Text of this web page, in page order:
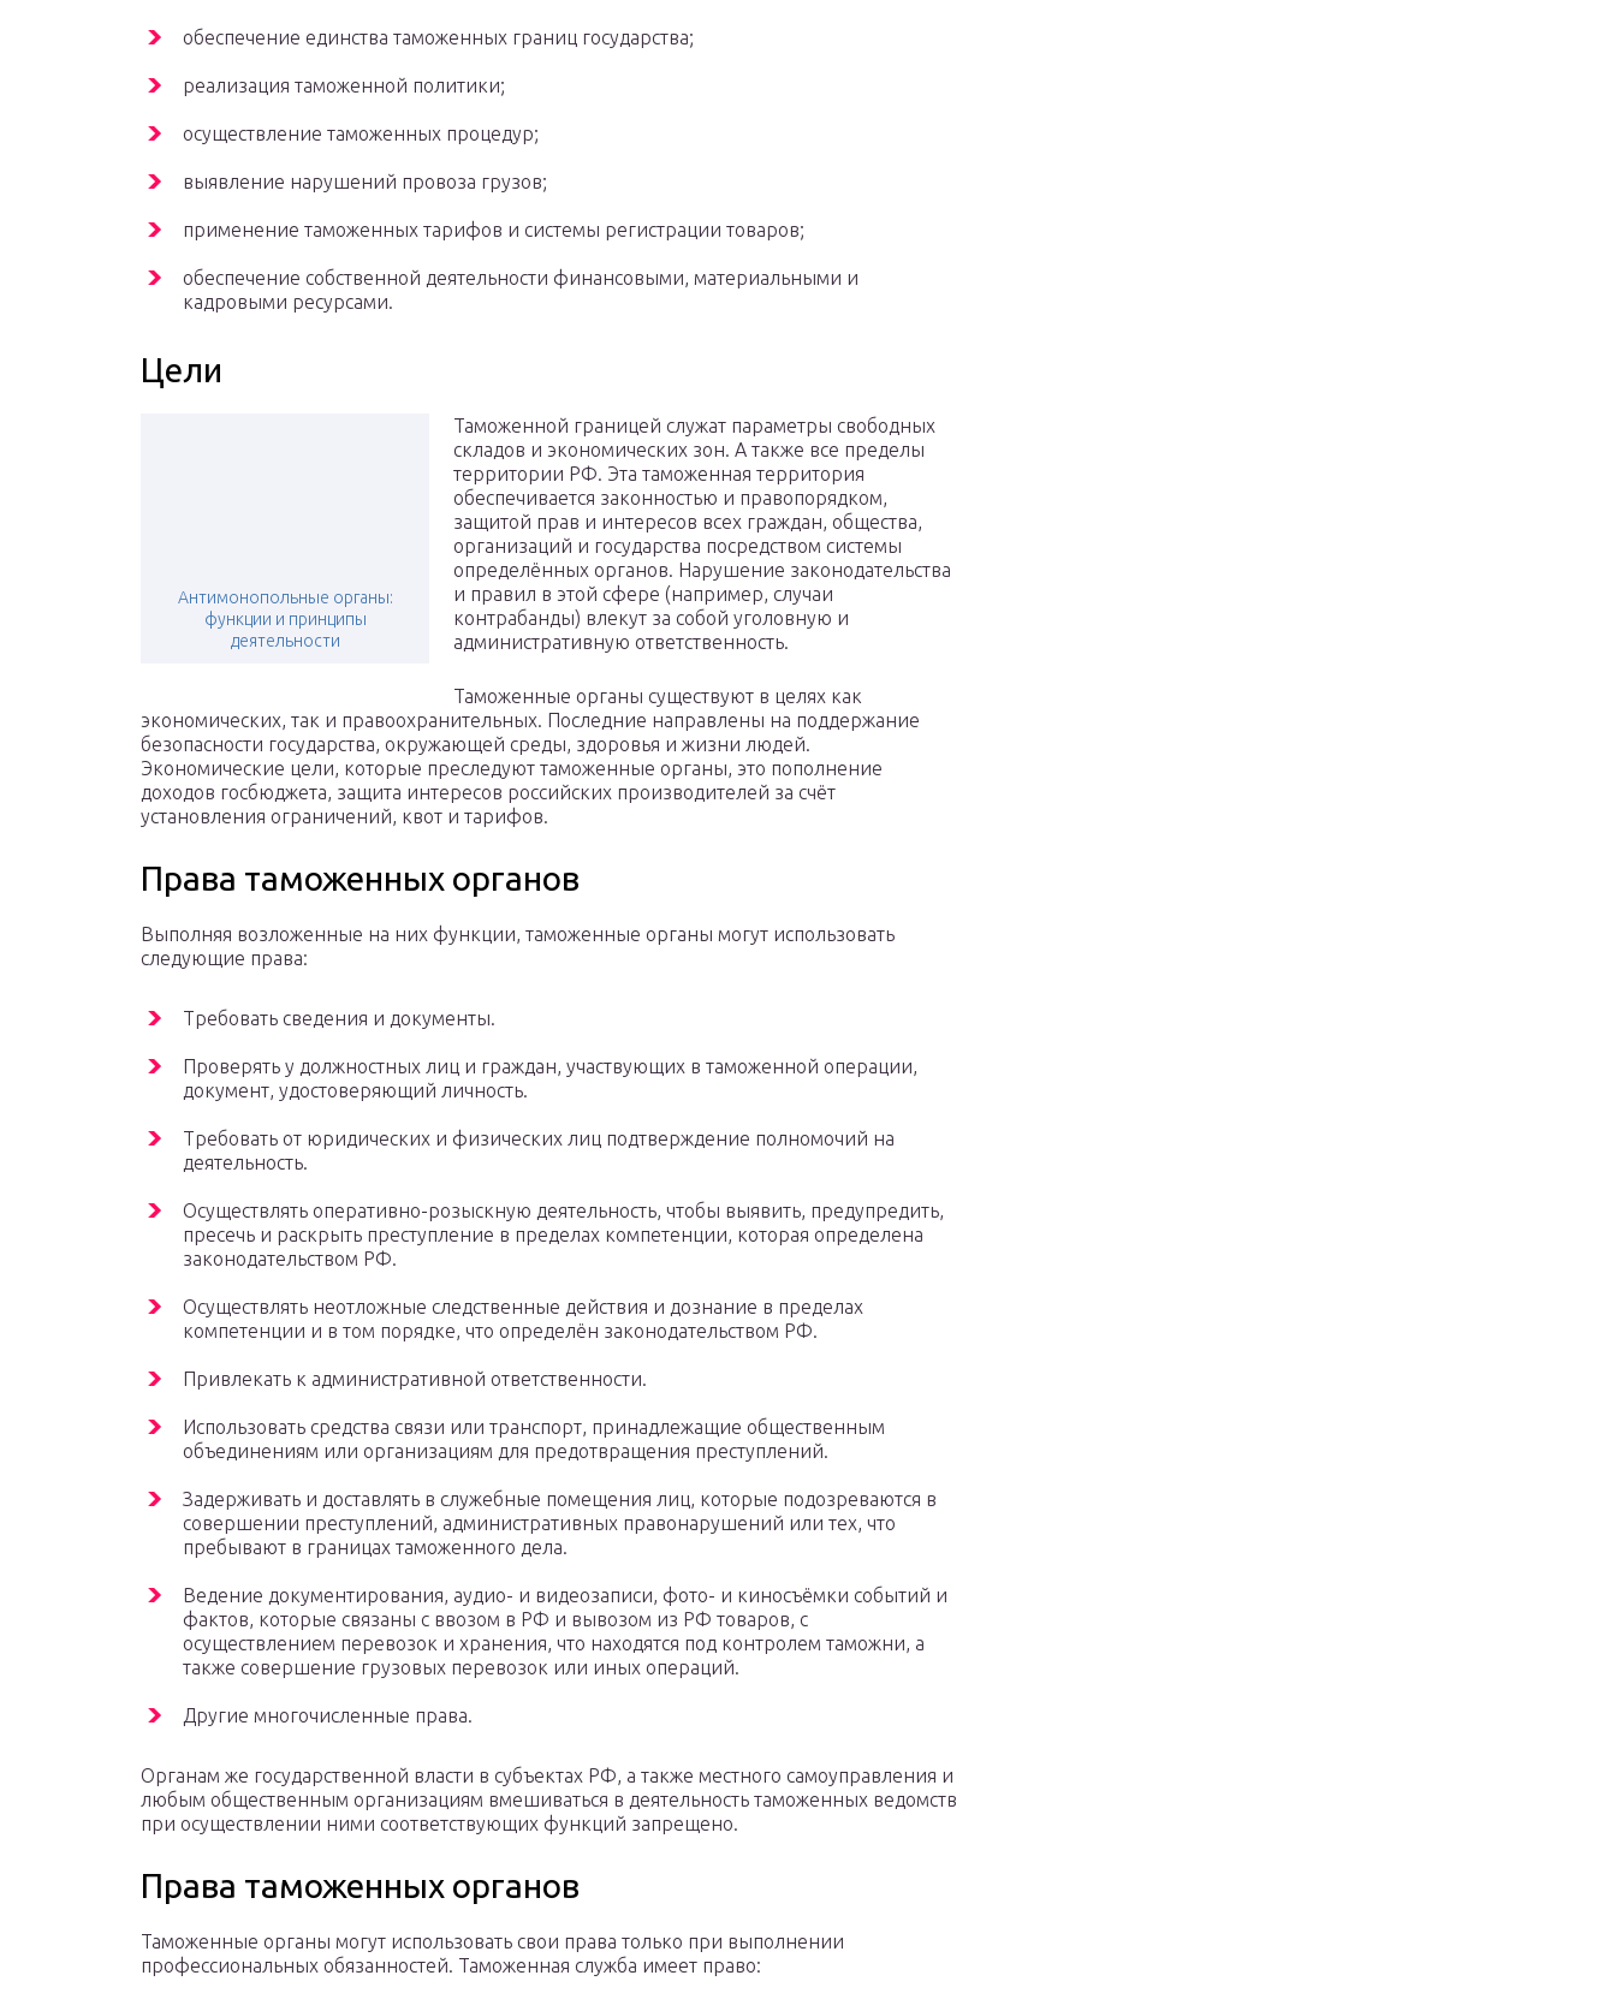
обеспечение единства таможенных границ государства;
реализация таможенной политики;
осуществление таможенных процедур;
выявление нарушений провоза грузов;
применение таможенных тарифов и системы регистрации товаров;
обеспечение собственной деятельности финансовыми, материальными и
кадровыми ресурсами.
Цели
Антимонопольные органы:
функции и принципы
деятельности
Таможенной границей служат параметры свободных
складов и экономических зон. А также все пределы
территории РФ. Эта таможенная территория
обеспечивается законностью и правопорядком,
защитой прав и интересов всех граждан, общества,
организаций и государства посредством системы
определённых органов. Нарушение законодательства
и правил в этой сфере (например, случаи
контрабанды) влекут за собой уголовную и
административную ответственность.
Таможенные органы существуют в целях как
экономических, так и правоохранительных. Последние направлены на поддержание
безопасности государства, окружающей среды, здоровья и жизни людей.
Экономические цели, которые преследуют таможенные органы, это пополнение
доходов госбюджета, защита интересов российских производителей за счёт
установления ограничений, квот и тарифов.
Права таможенных органов
Выполняя возложенные на них функции, таможенные органы могут использовать
следующие права:
Требовать сведения и документы.
Проверять у должностных лиц и граждан, участвующих в таможенной операции,
документ, удостоверяющий личность.
Требовать от юридических и физических лиц подтверждение полномочий на
деятельность.
Осуществлять оперативно-розыскную деятельность, чтобы выявить, предупредить,
пресечь и раскрыть преступление в пределах компетенции, которая определена
законодательством РФ.
Осуществлять неотложные следственные действия и дознание в пределах
компетенции и в том порядке, что определён законодательством РФ.
Привлекать к административной ответственности.
Использовать средства связи или транспорт, принадлежащие общественным
объединениям или организациям для предотвращения преступлений.
Задерживать и доставлять в служебные помещения лиц, которые подозреваются в
совершении преступлений, административных правонарушений или тех, что
пребывают в границах таможенного дела.
Ведение документирования, аудио- и видеозаписи, фото- и киносъёмки событий и
фактов, которые связаны с ввозом в РФ и вывозом из РФ товаров, с
осуществлением перевозок и хранения, что находятся под контролем таможни, а
также совершение грузовых перевозок или иных операций.
Другие многочисленные права.
Органам же государственной власти в субъектах РФ, а также местного самоуправления и
любым общественным организациям вмешиваться в деятельность таможенных ведомств
при осуществлении ними соответствующих функций запрещено.
Права таможенных органов
Таможенные органы могут использовать свои права только при выполнении
профессиональных обязанностей. Таможенная служба имеет право: